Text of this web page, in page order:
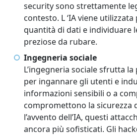
security sono strettamente
contesto. L ‘IA viene
quantità di dati e individuare
preziose da rubare.
Ingegneria sociale
L’ingegneria sociale sfrutta
per ingannare gli utenti e
informazioni sensibili o a
compromettono la sicurezza
l’avvento dell’IA, questi
ancora più sofisticati. Gli